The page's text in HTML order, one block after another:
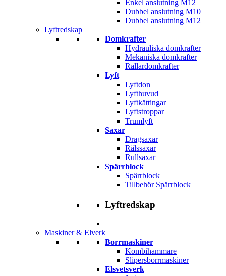
Enkel anslutning M12
Dubbel anslutning M10
Dubbel anslutning M12
Lyftredskap
Domkrafter
Hydrauliska domkrafter
Mekaniska domkrafter
Rallardomkrafter
Lyft
Lyftdon
Lyfthuvud
Lyftkättingar
Lyftstroppar
Trumlyft
Saxar
Dragsaxar
Rälssaxar
Rullsaxar
Spärrblock
Spärrblock
Tillbehör Spärrblock
Lyftredskap
Maskiner & Elverk
Borrmaskiner
Kombihammare
Slipersborrmaskiner
Elsvetsverk